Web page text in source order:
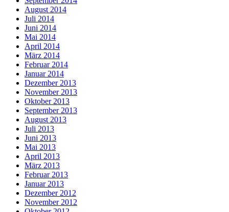
August 2014
Juli 2014
Juni 2014
Mai 2014
April 2014
März 2014
Februar 2014
Januar 2014
Dezember 2013
November 2013
Oktober 2013
September 2013
August 2013
Juli 2013
Juni 2013
Mai 2013
April 2013
März 2013
Februar 2013
Januar 2013
Dezember 2012
November 2012